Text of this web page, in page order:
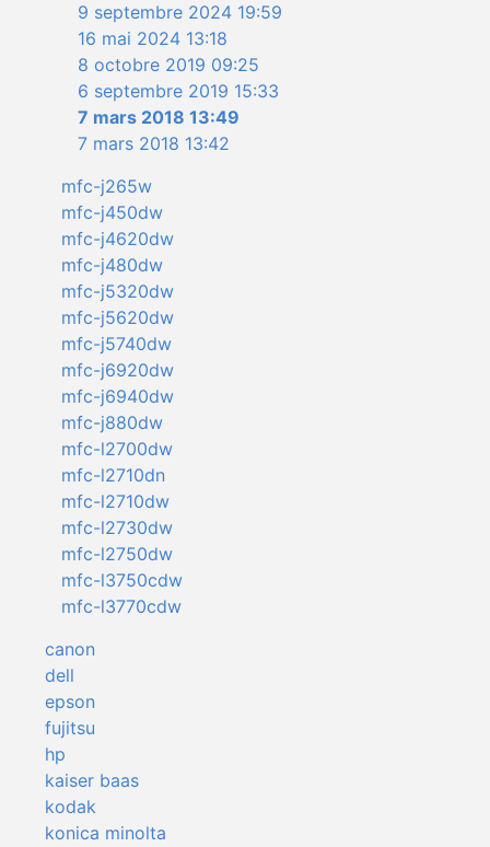
9 septembre 2024 19:59
16 mai 2024 13:18
8 octobre 2019 09:25
6 septembre 2019 15:33
7 mars 2018 13:49
7 mars 2018 13:42
mfc-j265w
mfc-j450dw
mfc-j4620dw
mfc-j480dw
mfc-j5320dw
mfc-j5620dw
mfc-j5740dw
mfc-j6920dw
mfc-j6940dw
mfc-j880dw
mfc-l2700dw
mfc-l2710dn
mfc-l2710dw
mfc-l2730dw
mfc-l2750dw
mfc-l3750cdw
mfc-l3770cdw
canon
dell
epson
fujitsu
hp
kaiser baas
kodak
konica minolta